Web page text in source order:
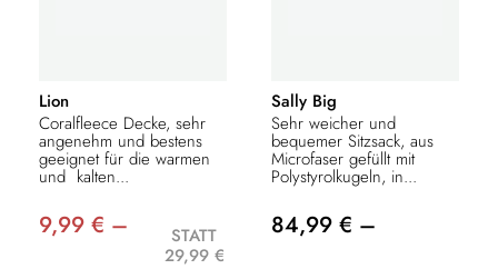
Lion
Coralfleece Decke, sehr
angenehm und bestens
geeignet für die warmen
und kalten...
9,99 € –
STATT
29,99 €
Sally Big
Sehr weicher und
bequemer Sitzsack, aus
Microfaser gefüllt mit
Polystyrolkugeln, in...
84,99 € –